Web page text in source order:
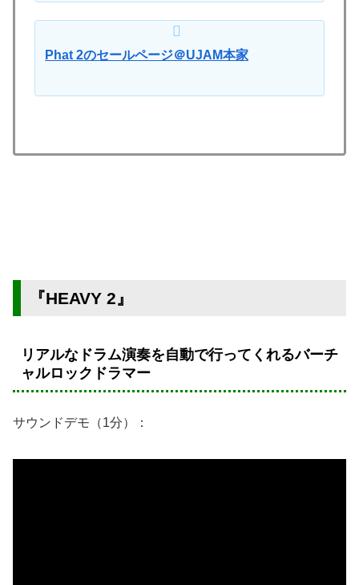
Phat 2のセールページ＠UJAM本家
『HEAVY 2』
リアルなドラム演奏を自動で行ってくれるバーチ
ャルロックドラマー
サウンドデモ（1分）：